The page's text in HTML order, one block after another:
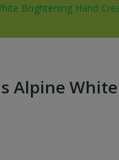
Brightening Hand
Alpine